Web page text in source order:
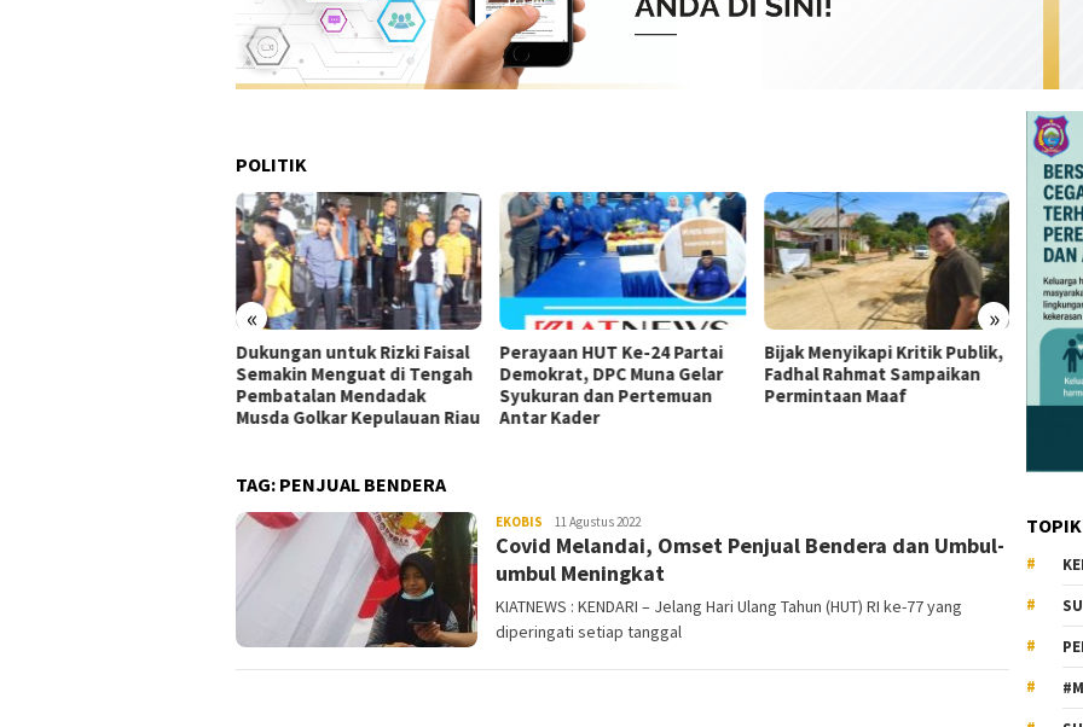
POLITIK
« »
Dukungan untuk Rizki Faisal
Semakin Menguat di Tengah
Pembatalan Mendadak
Musda Golkar Kepulauan Riau
Perayaan HUT Ke-24 Partai
Demokrat, DPC Muna Gelar
Syukuran dan Pertemuan
Antar Kader
Bijak Menyikapi Kritik Publik,
Fadhal Rahmat Sampaikan
Permintaan Maaf
DPP
TAG: PENJUAL BENDERA
EKOBIS KiatNews.co.id
11 Agustus 2022
Covid Melandai, Omset Penjual Bendera dan Umbul-
umbul Meningkat
KIATNEWS : KENDARI – Jelang Hari Ulang Tahun (HUT) RI ke-77 yang
diperingati setiap tanggal